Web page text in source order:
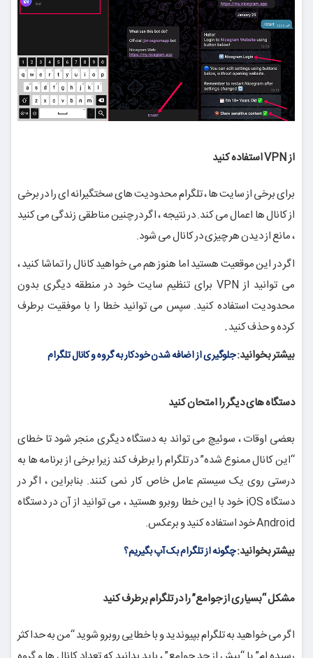
از VPN استفاده کنید
برای برخی از سایت ها ، تلگرام محدودیت های سختگیرانه ای را در برخی
از کانال ها اعمال می کند. در نتیجه ، اگر در چنین مناطقی زندگی می کنید
، مانع از دیدن هر چیزی در کانال می شود.
اگر در این موقعیت هستید اما هنوز هم می خواهید کانال را تماشا کنید ،
می توانید از VPN برای تنظیم سایت خود در منطقه دیگری بدون
محدودیت استفاده کنید. سپس می توانید خطا را با موفقیت برطرف
کرده و حذف کنید.
بیشتر بخوانید:جلوگیری از اضافه شدن خودکار به گروه و کانال تلگرام
دستگاه های دیگر را امتحان کنید
بعضی اوقات ، سوئیچ می تواند به دستگاه دیگری منجر شود تا خطای
“این کانال ممنوع شده” در تلگرام را برطرف کند زیرا برخی از برنامه ها به
درستی روی یک سیستم عامل خاص کار نمی کنند. بنابراین ، اگر در
دستگاه iOS خود با این خطا روبرو هستید ، می توانید از آن در دستگاه
Android خود استفاده کنید و برعکس.
بیشتر بخوانید:چگونه از تلگرام بک آپ بگیریم؟
مشکل “بسیاری از جوامع” را در تلگرام برطرف کنید
اگر می خواهید به تلگرام بپیوندید و با خطایی روبرو شوید “من به حداکثر